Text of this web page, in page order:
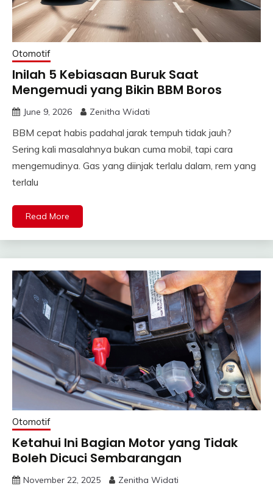
Otomotif
Inilah 5 Kebiasaan Buruk Saat
Mengemudi yang Bikin BBM Boros
June 9, 2026 Zenitha Widati
BBM cepat habis padahal jarak tempuh tidak jauh?
Sering kali masalahnya bukan cuma mobil, tapi cara
mengemudinya. Gas yang diinjak terlalu dalam, rem yang
terlalu
Read More
Otomotif
Ketahui Ini Bagian Motor yang Tidak
Boleh Dicuci Sembarangan
November 22, 2025 Zenitha Widati